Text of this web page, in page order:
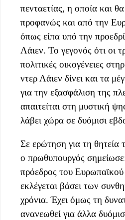
πενταετίας, η οποία και
προφανώς και από την
όπως είπα υπό την
Λάιεν. Το γεγονός ότι οι
πολιτικές οικογένειες
ντερ Λάιεν δίνει και τα
για την εξασφάλιση της
απαιτείται στη μυστική
λάβει χώρα σε δυόμισι
Σε ερώτηση για τη θητεία
ο πρωθυπουργός
πρόεδρος του
εκλέγεται βάσει των
χρόνια. Έχει όμως τη
ανανεωθεί για άλλα